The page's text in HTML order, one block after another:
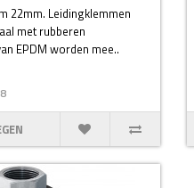
22mm. Leidingklemmen
met rubberen
EPDM worden mee..